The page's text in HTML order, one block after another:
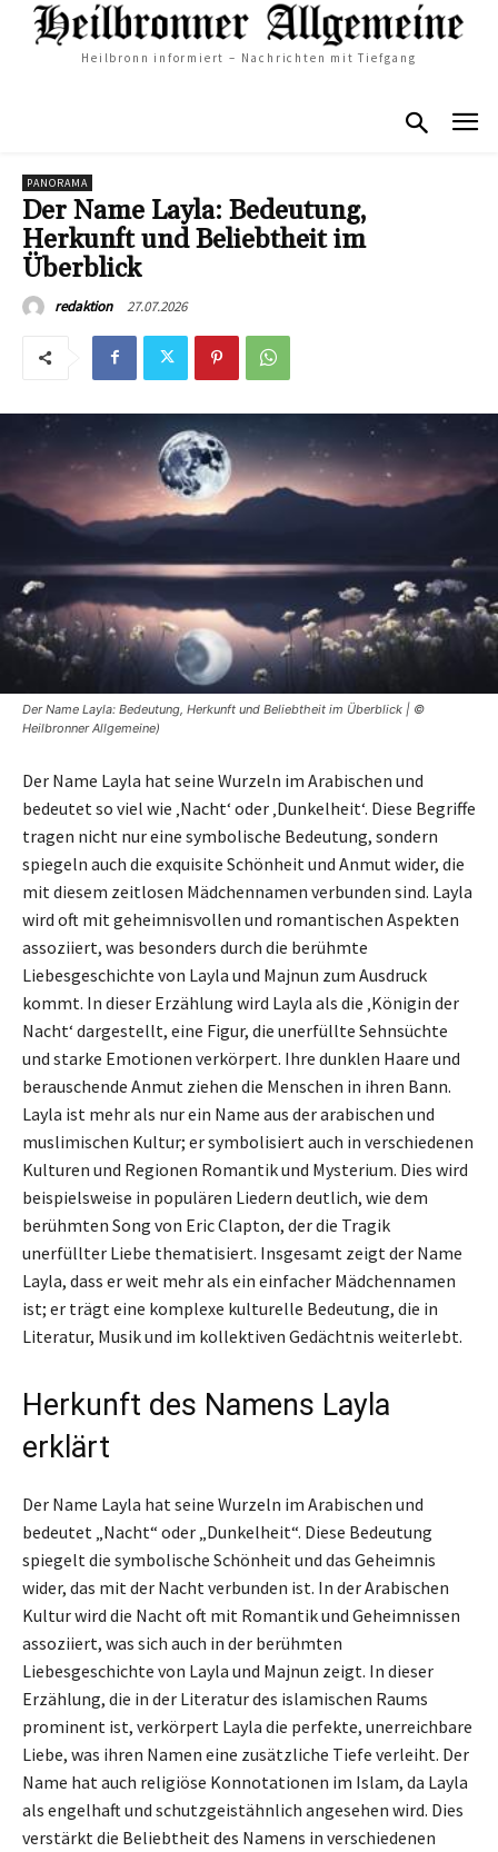
Heilbronn informiert – Nachrichten mit Tiefgang
PANORAMA
Der Name Layla: Bedeutung,
Herkunft und Beliebtheit im
Überblick
redaktion 27.07.2026
Der Name Layla: Bedeutung, Herkunft und Beliebtheit im Überblick | ©
Heilbronner Allgemeine)
Der Name Layla hat seine Wurzeln im Arabischen und
bedeutet so viel wie ‚Nacht‘ oder ‚Dunkelheit‘. Diese Begriffe
tragen nicht nur eine symbolische Bedeutung, sondern
spiegeln auch die exquisite Schönheit und Anmut wider, die
mit diesem zeitlosen Mädchennamen verbunden sind. Layla
wird oft mit geheimnisvollen und romantischen Aspekten
assoziiert, was besonders durch die berühmte
Liebesgeschichte von Layla und Majnun zum Ausdruck
kommt. In dieser Erzählung wird Layla als die ‚Königin der
Nacht‘ dargestellt, eine Figur, die unerfüllte Sehnsüchte
und starke Emotionen verkörpert. Ihre dunklen Haare und
berauschende Anmut ziehen die Menschen in ihren Bann.
Layla ist mehr als nur ein Name aus der arabischen und
muslimischen Kultur; er symbolisiert auch in verschiedenen
Kulturen und Regionen Romantik und Mysterium. Dies wird
beispielsweise in populären Liedern deutlich, wie dem
berühmten Song von Eric Clapton, der die Tragik
unerfüllter Liebe thematisiert. Insgesamt zeigt der Name
Layla, dass er weit mehr als ein einfacher Mädchennamen
ist; er trägt eine komplexe kulturelle Bedeutung, die in
Literatur, Musik und im kollektiven Gedächtnis weiterlebt.
Herkunft des Namens Layla
erklärt
Der Name Layla hat seine Wurzeln im Arabischen und
bedeutet „Nacht“ oder „Dunkelheit“. Diese Bedeutung
spiegelt die symbolische Schönheit und das Geheimnis
wider, das mit der Nacht verbunden ist. In der Arabischen
Kultur wird die Nacht oft mit Romantik und Geheimnissen
assoziiert, was sich auch in der berühmten
Liebesgeschichte von Layla und Majnun zeigt. In dieser
Erzählung, die in der Literatur des islamischen Raums
prominent ist, verkörpert Layla die perfekte, unerreichbare
Liebe, was ihren Namen eine zusätzliche Tiefe verleiht. Der
Name hat auch religiöse Konnotationen im Islam, da Layla
als engelhaft und schutzgeistähnlich angesehen wird. Dies
verstärkt die Beliebtheit des Namens in verschiedenen